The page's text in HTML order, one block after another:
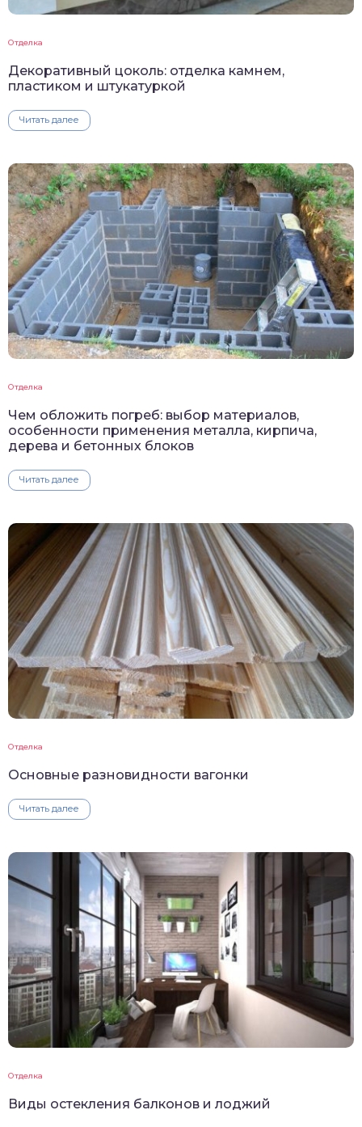
Отделка
Декоративный цоколь: отделка камнем,
пластиком и штукатуркой
Читать далее
Отделка
Чем обложить погреб: выбор материалов,
особенности применения металла, кирпича,
дерева и бетонных блоков
Читать далее
Отделка
Основные разновидности вагонки
Читать далее
Отделка
Виды остекления балконов и лоджий